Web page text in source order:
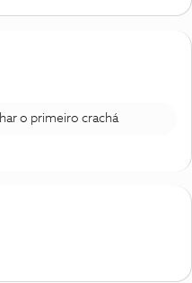
o primeiro crachá